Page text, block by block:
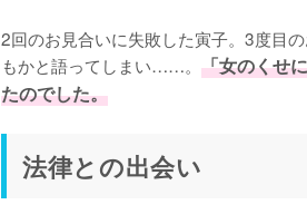
2回のお見合いに失敗した寅子。3度目
もかと語ってしまい……。 「女のくせ
たのでした。
法律との出会い